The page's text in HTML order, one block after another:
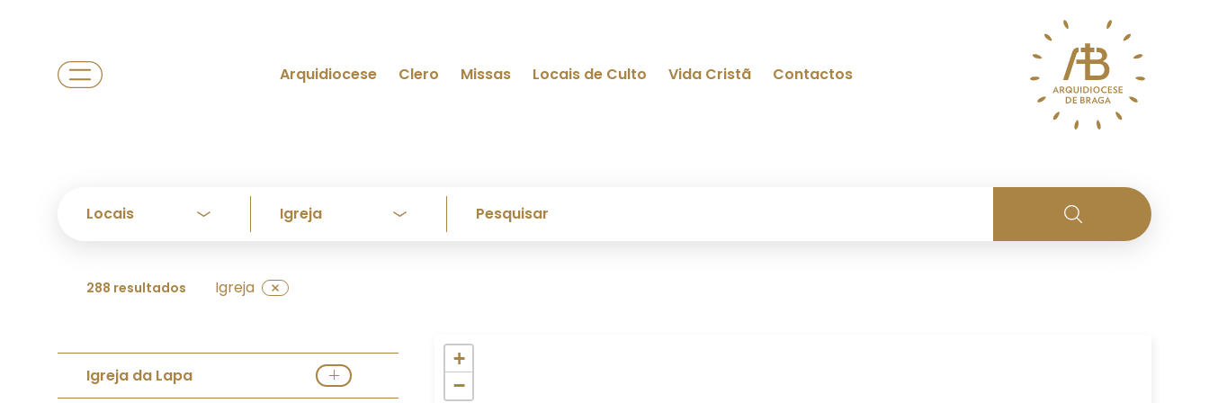
Arquidiocese Clero Missas Locais de Culto Vida Cristã Contactos
288 resultados Igreja
Igreja da Lapa
+
−